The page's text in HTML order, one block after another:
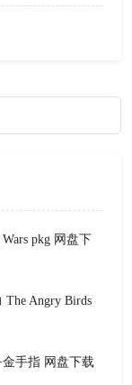
pkg 网盘下
Angry Birds
金手指 网盘下载